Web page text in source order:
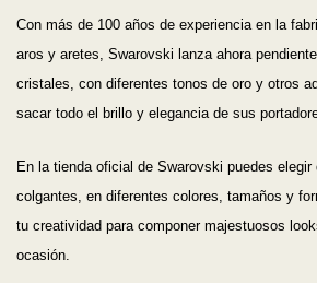
Con más de 100 años de experiencia en la
aros y aretes, Swarovski lanza ahora
cristales, con diferentes tonos de oro y otros
sacar todo el brillo y elegancia de sus
En la tienda oficial de Swarovski puedes
colgantes, en diferentes colores, tamaños y
tu creatividad para componer majestuosos
ocasión.